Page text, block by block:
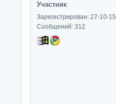
Участник
Зарегистрирован: 27-10-15
Сообщений: 312